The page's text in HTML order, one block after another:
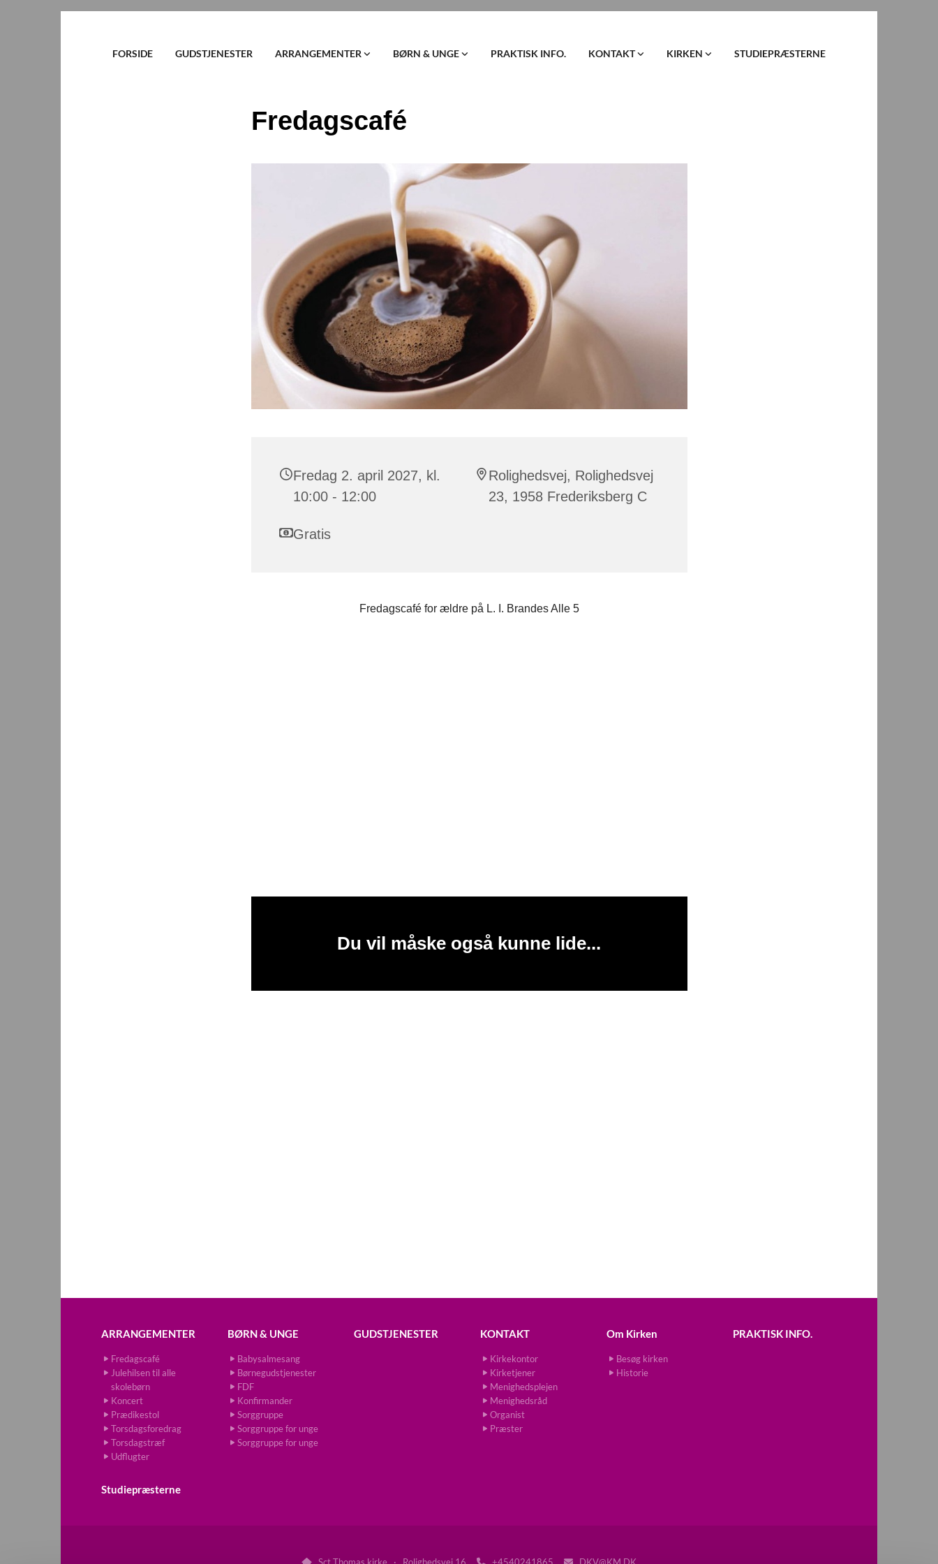
FORSIDE GUDSTJENESTER ARRANGEMENTER BØRN & UNGE PRAKTISK INFO. KONTAKT KIRKEN STUDIEPRÆSTERNE
Fredagscafé
Fredag 2. april 2027, kl.
10:00 - 12:00
Rolighedsvej, Rolighedsvej
23, 1958 Frederiksberg C
Gratis
Fredagscafé for ældre på L. I. Brandes Alle 5
Du vil måske også kunne lide...
ARRANGEMENTER
Fredagscafé
Julehilsen til alle
skolebørn
Koncert
Prædikestol
Torsdagsforedrag
Torsdagstræf
Udflugter
BØRN & UNGE
Babysalmesang
Børnegudstjenester
FDF
Konfirmander
Sorggruppe
Sorggruppe for unge
Sorggruppe for unge
GUDSTJENESTER KONTAKT
Kirkekontor
Kirketjener
Menighedsplejen
Menighedsråd
Organist
Præster
Om Kirken
Besøg kirken
Historie
PRAKTISK INFO.
Studiepræsterne
 Sct Thomas kirke · Rolighedsvej 16  +4540241865  DKV@KM.DK